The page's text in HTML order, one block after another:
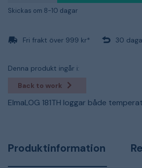
Skickas om 8-10 dagar
Fri frakt över 999 kr* 30
Denna produkt ingår i:
Back to work
ElmaLOG 181TH loggar både
Produktinformation